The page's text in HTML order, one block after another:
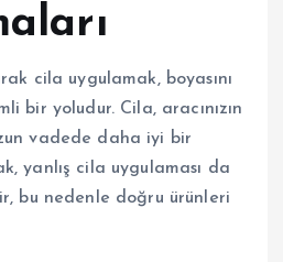
cila uygulamak, boyasını
bir yoludur. Cila, aracınızın
vadede daha iyi bir
yanlış cila uygulaması da
bu nedenle doğru ürünleri